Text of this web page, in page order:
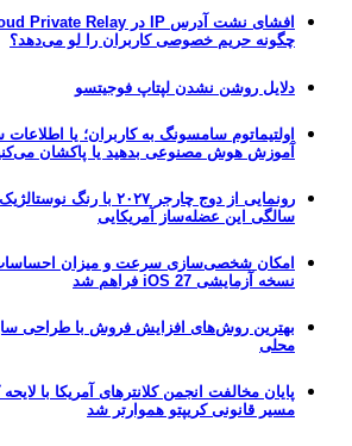
چگونه حریم خصوصی کاربران را لو می‌دهد؟
دلایل روشن نشدن لپتاپ فوجیتسو
اولتیماتوم سامسونگ به کاربران؛ یا
آموزش هوش مصنوعی بدهید یا پاکشان
سالگی این عضله‌ساز آمریکایی
امکان شخصی‌سازی سرعت و میزان
نسخه آزمایشی iOS 27 فراهم شد
بهترین روش‌های افزایش فروش با طراحی
محلی
مسیر قانونی کریپتو هموارتر شد